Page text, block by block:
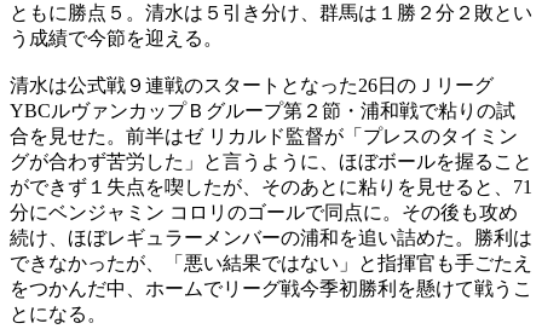
ともに勝点５。清水は５引き分け、群馬は１勝２分２敗とい
う成績で今節を迎える。
清水は公式戦９連戦のスタートとなった26日のＪリーグ
YBCルヴァンカップＢグループ第２節・浦和戦で粘りの試
合を見せた。前半はゼ リカルド監督が「プレスのタイミン
グが合わず苦労した」と言うように、ほぼボールを握ること
ができず１失点を喫したが、そのあとに粘りを見せると、71
分にベンジャミン コロリのゴールで同点に。その後も攻め
続け、ほぼレギュラーメンバーの浦和を追い詰めた。勝利は
できなかったが、「悪い結果ではない」と指揮官も手ごたえ
をつかんだ中、ホームでリーグ戦今季初勝利を懸けて戦うこ
とになる。